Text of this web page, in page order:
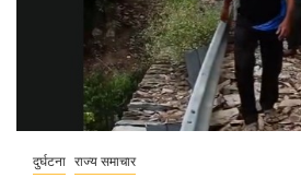
दुर्घटना राज्य समाचार